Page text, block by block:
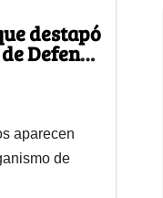
destapó
Defensa
limbo
aparecen
de